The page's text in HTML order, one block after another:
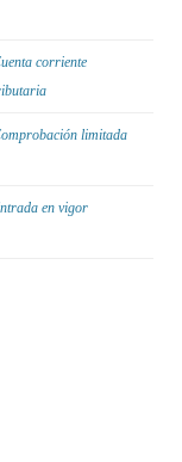
corriente
limitada
en vigor